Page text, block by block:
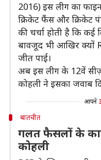
2016) इस लीग का
क्रिकेट फैंस और क्रिकेट
की चर्चा होती है कि कई
बावजूद भी आखिर क्यों
जीत पाई।
अब इस लीग के 12वें
कोहली ने इसका जवाब
आपने
बातचीत
गलत फैसलों के
कोहली